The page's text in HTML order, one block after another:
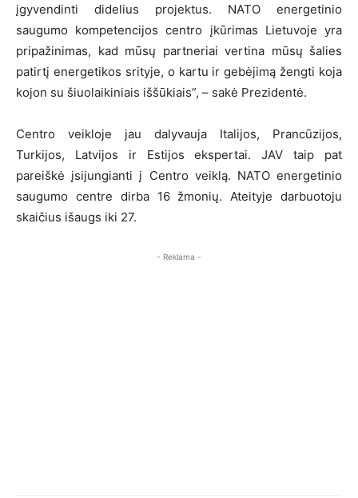
įgyvendinti didelius projektus. NATO energetinio
saugumo kompetencijos centro įkūrimas Lietuvoje yra
pripažinimas, kad mūsų partneriai vertina mūsų šalies
patirtį energetikos srityje, o kartu ir gebėjimą žengti koja
kojon su šiuolaikiniais iššūkiais”, – sakė Prezidentė.
Centro veikloje jau dalyvauja Italijos, Prancūzijos,
Turkijos, Latvijos ir Estijos ekspertai. JAV taip pat
pareiškė įsijungianti į Centro veiklą. NATO energetinio
saugumo centre dirba 16 žmonių. Ateityje darbuotoju
skaičius išaugs iki 27.
- Reklama -